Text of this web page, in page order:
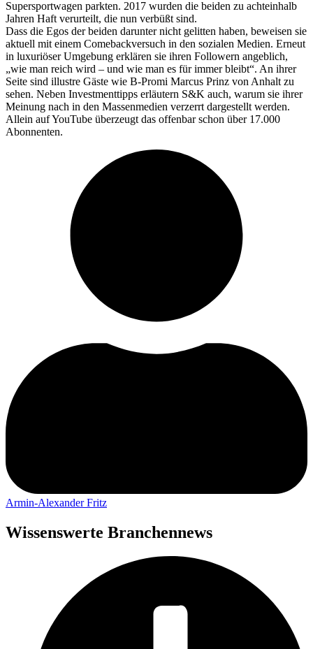
Supersportwagen parkten. 2017 wurden die beiden zu achteinhalb
Jahren Haft verurteilt, die nun verbüßt sind.
Dass die Egos der beiden darunter nicht gelitten haben, beweisen sie
aktuell mit einem Comebackversuch in den sozialen Medien. Erneut
in luxuriöser Umgebung erklären sie ihren Followern angeblich,
„wie man reich wird – und wie man es für immer bleibt“. An ihrer
Seite sind illustre Gäste wie B-Promi Marcus Prinz von Anhalt zu
sehen. Neben Investmenttipps erläutern S&K auch, warum sie ihrer
Meinung nach in den Massenmedien verzerrt dargestellt werden.
Allein auf YouTube überzeugt das offenbar schon über 17.000
Abonnenten.
Armin-Alexander Fritz
Wissenswerte Branchennews